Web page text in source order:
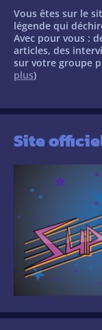
Vous êtes sur le
légende qui
Avec pour vous :
articles, des
sur votre groupe
plus)
Site